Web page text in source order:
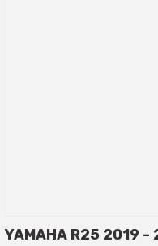
YAMAHA R25 2019 -